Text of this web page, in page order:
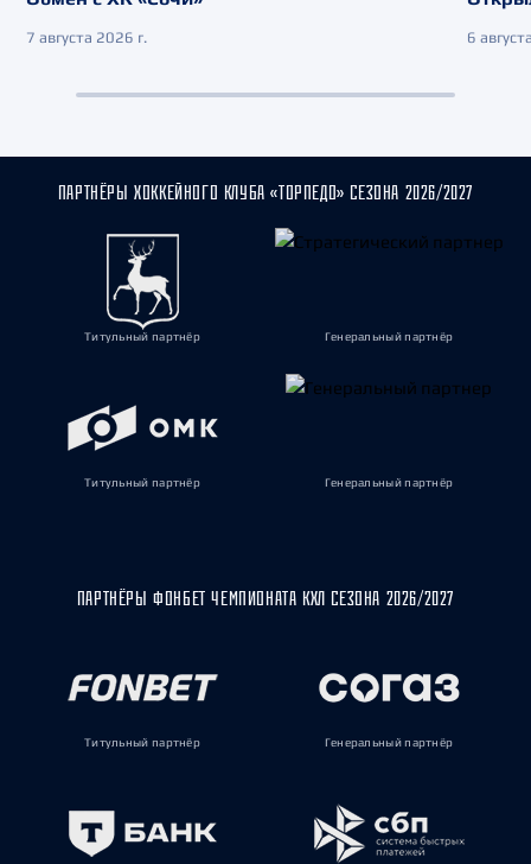
7 августа 2026 г. 6
ПАРТНЁРЫ ХОККЕЙНОГО КЛУБА «ТОРПЕДО» СЕЗОНА 2026/2027
Титульный партнёр Генеральный партнёр
Титульный партнёр Генеральный партнёр
ПАРТНЁРЫ ФОНБЕТ ЧЕМПИОНАТА КХЛ СЕЗОНА 2026/2027
Титульный партнёр Генеральный партнёр